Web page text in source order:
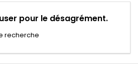
pour le désagrément.
recherche